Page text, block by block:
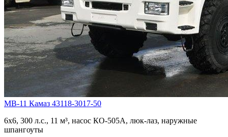
МВ-11 Камаз 43118-3017-50
6х6, 300 л.с., 11 м³, насос КО-505А, люк-лаз, наружные
шпангоуты